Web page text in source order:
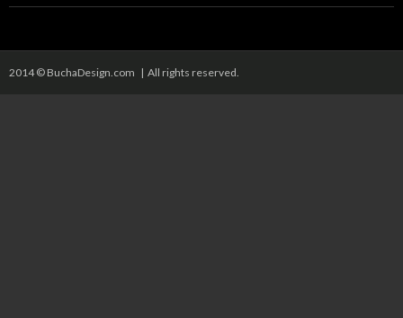
2014 © BuchaDesign.com | All rights reserved.